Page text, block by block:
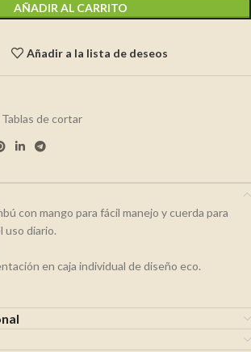
AÑADIR AL CARRITO
Añadir a la lista de deseos
Tablas de cortar
con mango para fácil manejo y cuerda para
uso diario.
en caja individual de diseño eco.